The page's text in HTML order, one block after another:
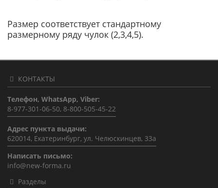
Размер соответствует стандартному
размерному ряду чулок (2,3,4,5).
КОНТАКТЫ
Телефон, WhatsApp, Viber:
8-977-301-06-50, 8-800-505-45-22
Адрес пункта выдачи:
620014, Екатеринбург, ул. Челюскинцев, 33а
Написать письмо:
info@new-forma.ru
Разделы